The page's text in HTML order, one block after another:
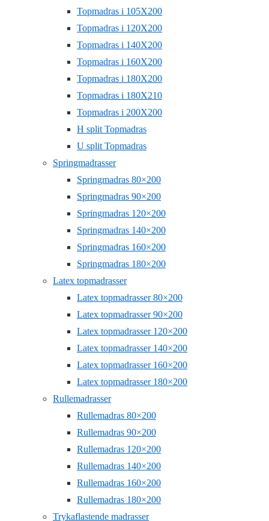
Topmadras i 105X200
Topmadras i 120X200
Topmadras i 140X200
Topmadras i 160X200
Topmadras i 180X200
Topmadras i 180X210
Topmadras i 200X200
H split Topmadras
U split Topmadras
Springmadrasser
Springmadras 80×200
Springmadras 90×200
Springmadras 120×200
Springmadras 140×200
Springmadras 160×200
Springmadras 180×200
Latex topmadrasser
Latex topmadrasser 80×200
Latex topmadrasser 90×200
Latex topmadrasser 120×200
Latex topmadrasser 140×200
Latex topmadrasser 160×200
Latex topmadrasser 180×200
Rullemadrasser
Rullemadras 80×200
Rullemadras 90×200
Rullemadras 120×200
Rullemadras 140×200
Rullemadras 160×200
Rullemadras 180×200
Trykaflastende madrasser